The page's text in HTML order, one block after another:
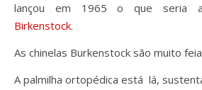
lançou em 1965 o que seria a
Birkenstock.
As chinelas Burkenstock são muito
A palmilha ortopédica está lá,